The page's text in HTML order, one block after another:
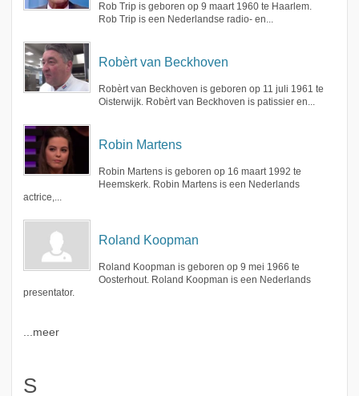
Rob Trip is geboren op 9 maart 1960 te Haarlem.
Rob Trip is een Nederlandse radio- en...
Robèrt van Beckhoven
Robèrt van Beckhoven is geboren op 11 juli 1961 te
Oisterwijk. Robèrt van Beckhoven is patissier en...
Robin Martens
Robin Martens is geboren op 16 maart 1992 te
Heemskerk. Robin Martens is een Nederlands
actrice,...
Roland Koopman
Roland Koopman is geboren op 9 mei 1966 te
Oosterhout. Roland Koopman is een Nederlands
presentator.
...meer
S